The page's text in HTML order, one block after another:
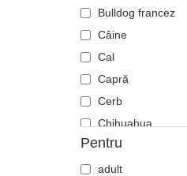
Bulldog francez
Câine
Cal
Capră
Cerb
Chihuahua
Ciobănesc german
Cocoș
Pentru
adult